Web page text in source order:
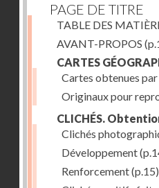
PAGE DE TITRE
TABLE DES
AVANT-PROPOS
CARTES
Cartes obtenues
Originaux pour
CLICHÉS.
Clichés
Développement
Renforcement(p.15)